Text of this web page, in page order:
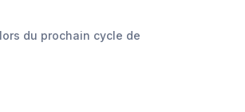
du prochain cycle de